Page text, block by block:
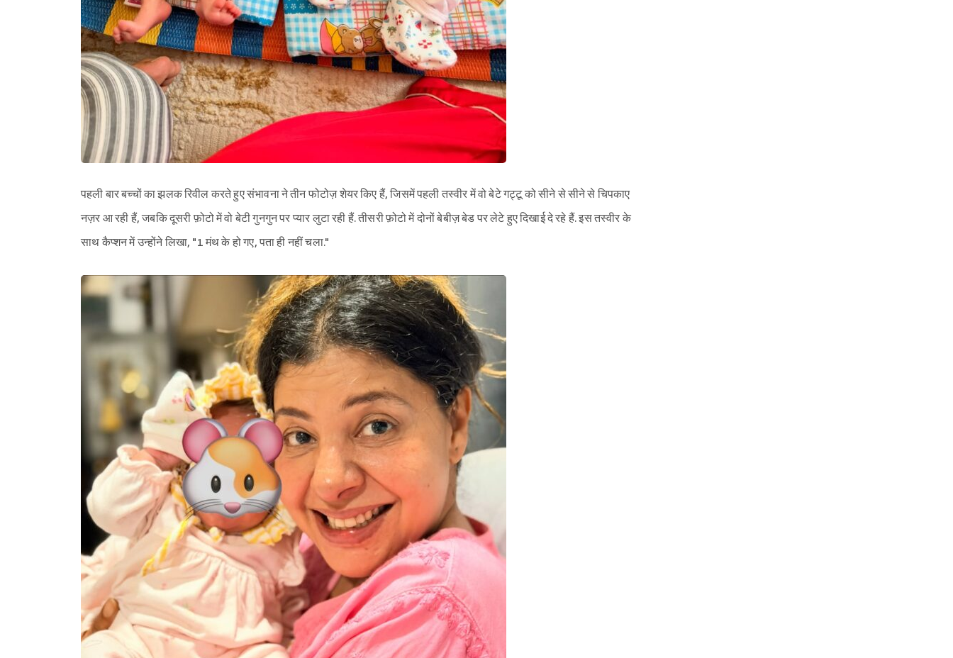
पहली बार बच्चों का झलक रिवील करते हुए संभावना ने तीन फोटोज़ शेयर किए हैं, जिसमें पहली तस्वीर में वो बेटे गट्टू को सीने से सीने से चिपकाए
नज़र आ रही हैं, जबकि दूसरी फ़ोटो में वो बेटी गुनगुन पर प्यार लुटा रही हैं. तीसरी फ़ोटो में दोनों बेबीज़ बेड पर लेटे हुए दिखाई दे रहे हैं. इस तस्वीर के
साथ कैप्शन में उन्होंने लिखा, "1 मंथ के हो गए, पता ही नहीं चला."